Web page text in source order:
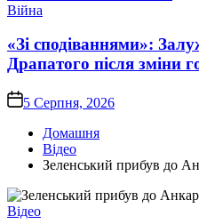
Опублікувати
Війна
«Зі сподіваннями»:
Драпатого після зміни
on 5 Серпня, 2026
Домашня
Відео
Зеленський прибув до
Опублікувати
Відео